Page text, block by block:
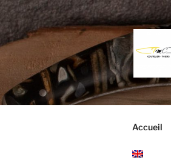
Aller
au
contenu
principal
Accueil